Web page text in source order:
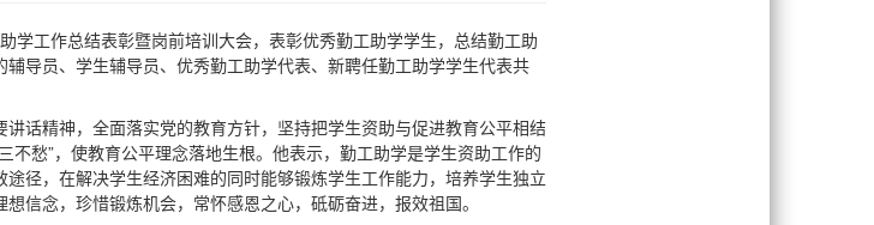
学工作总结表彰暨岗前培训大会，表彰优秀勤工助学学生，总结勤工助
导员、学生辅导员、优秀勤工助学代表、新聘任勤工助学学生代表共
话精神，全面落实党的教育方针，坚持把学生资助与促进教育公平相结
愁”，使教育公平理念落地生根。他表示，勤工助学是学生资助工作的
径，在解决学生经济困难的同时能够锻炼学生工作能力，培养学生独立
信念，珍惜锻炼机会，常怀感恩之心，砥砺奋进，报效祖国。